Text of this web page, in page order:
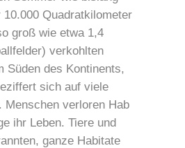
10.000 Quadratkilometer
groß wie etwa 1,4
verkohlten
Süden des Kontinents,
sich auf viele
Menschen verloren Hab
ihr Leben. Tiere und
ganze Habitate